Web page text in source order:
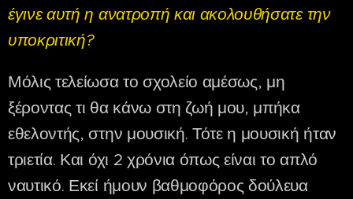
έγινε αυτή η ανατροπή και ακολουθήσατε την
υποκριτική?
Μόλις τελείωσα το σχολείο αμέσως, μη
ξέροντας τι θα κάνω στη ζωή μου, μπήκα
εθελοντής, στην μουσική. Τότε η μουσική ήταν
τριετία. Και όχι 2 χρόνια όπως είναι το απλό
ναυτικό. Εκεί ήμουν βαθμοφόρος δούλευα